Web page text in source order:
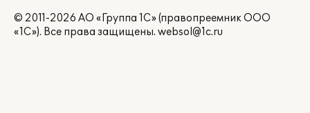
© 2011-2026 АО «Группа 1С» (правопреемник ООО
«1С»). Все права защищены. websol@1c.ru